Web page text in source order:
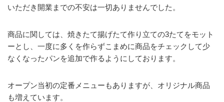
いただき開業までの不安は一切ありませんでした。
商品に関しては、焼きたて揚げたて作り立ての3たてをモット
ーとし、一度に多くを作らずこまめに商品をチェックして少
なくなったパンを追加で作るようにしております。
オープン当初の定番メニューもありますが、オリジナル商品
も増えています。